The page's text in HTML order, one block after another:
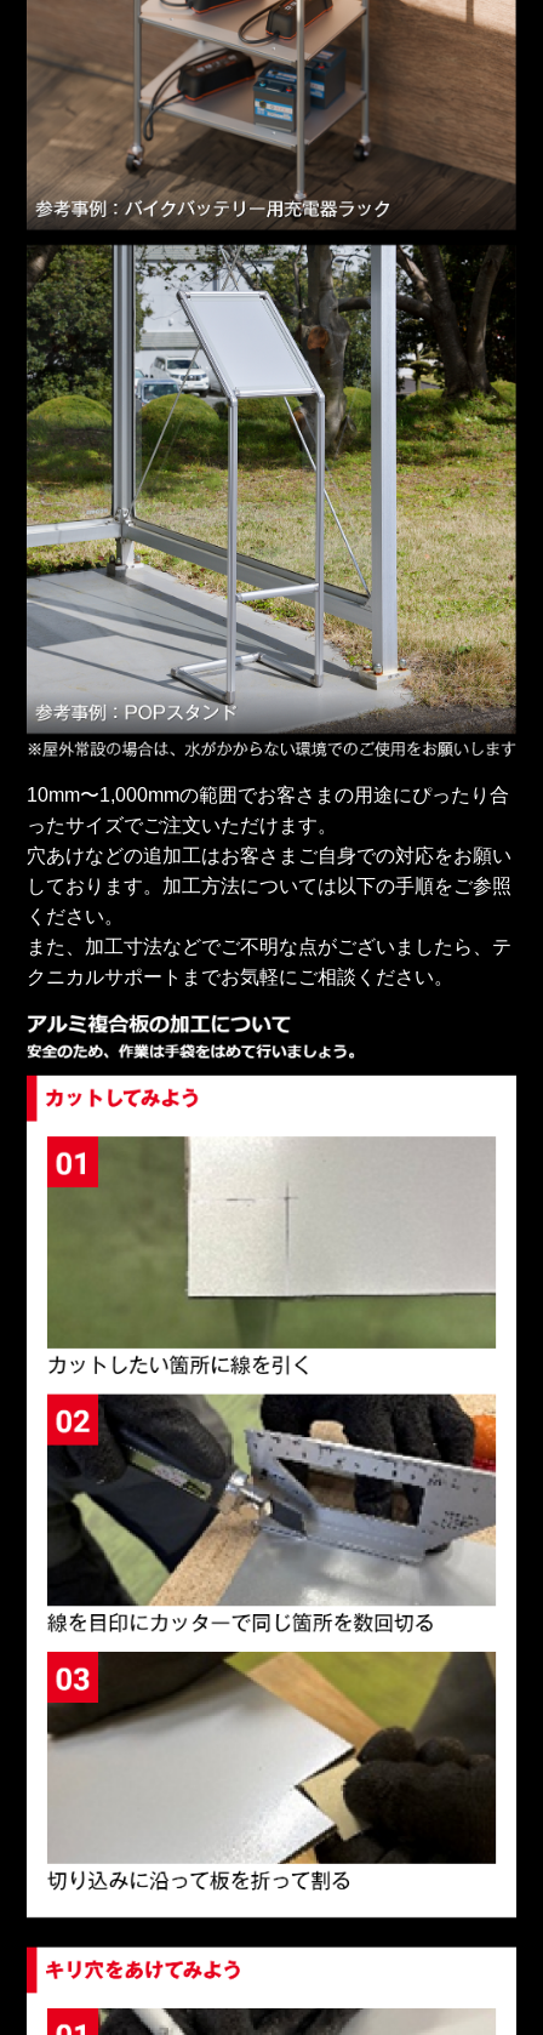
10mm〜1,000mmの範囲でお客さまの用途にぴったり合
ったサイズでご注文いただけます。
穴あけなどの追加⼯はお客さまご自身での対応をお願い
しております。加⼯方法については以下の手順をご参照
ください。
また、加⼯寸法などでご不明な点がございましたら、テ
クニカルサポートまでお気軽にご相談ください。